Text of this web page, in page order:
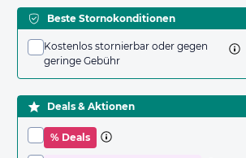
Beste Stornokonditionen
Kostenlos stornierbar oder gegen
geringe Gebühr
Deals & Aktionen
% Deals